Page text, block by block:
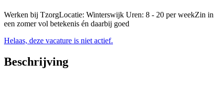
Werken bij TzorgLocatie: Winterswijk Uren: 8 - 20 per weekZin in
een zomer vol betekenis én daarbij goed
Helaas, deze vacature is niet actief.
Beschrijving